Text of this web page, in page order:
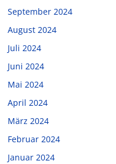
September 2024
August 2024
Juli 2024
Juni 2024
Mai 2024
April 2024
März 2024
Februar 2024
Januar 2024